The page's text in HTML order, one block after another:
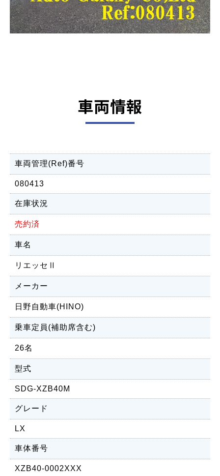
車両情報
車両管理(Ref)番号
080413
在庫状況
売約済
車名
リエッセⅡ
メーカー
日野自動車(HINO)
乗車定員(補助席含む)
26名
型式
SDG-XZB40M
グレード
LX
車体番号
XZB40-0002XXX